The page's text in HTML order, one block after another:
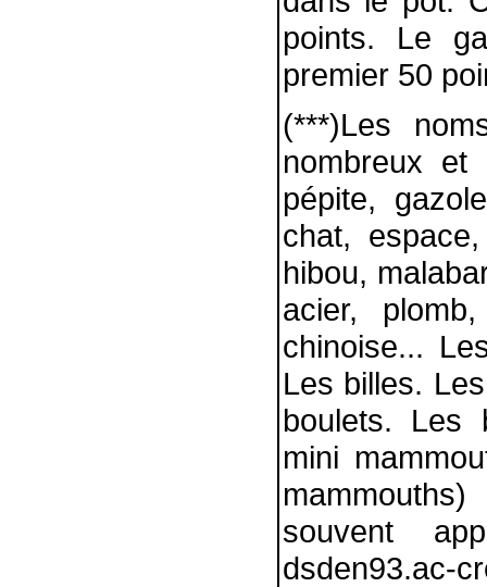
points. Le
premier 50
(***)Les
nombreux
pépite,
chat,
hibou,
acier,
chinoise...
Les billes.
boulets. Les
mini
souvent
dsden93.ac-